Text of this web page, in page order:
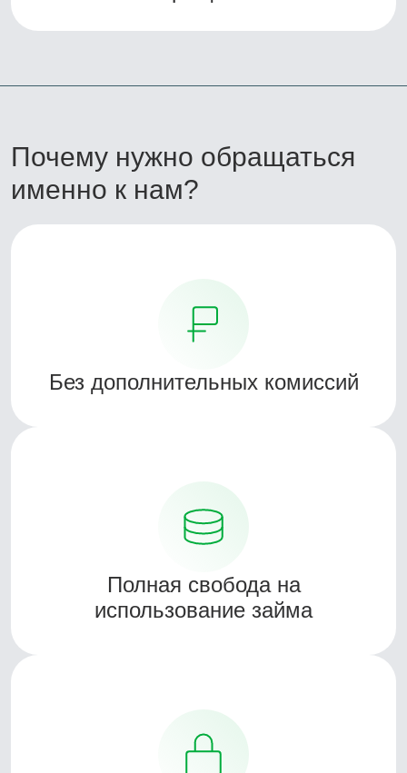
Почему нужно обращаться
именно к нам?
Без дополнительных комиссий
Полная свобода на
использование займа